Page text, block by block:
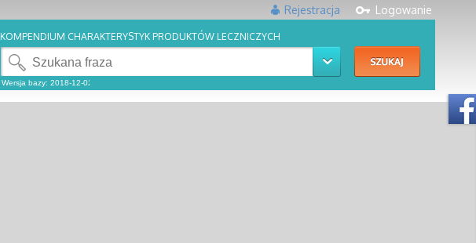
Logowanie
Rejestracja
KOMPENDIUM CHARAKTERYSTYK PRODUKTÓW LECZNICZYCH